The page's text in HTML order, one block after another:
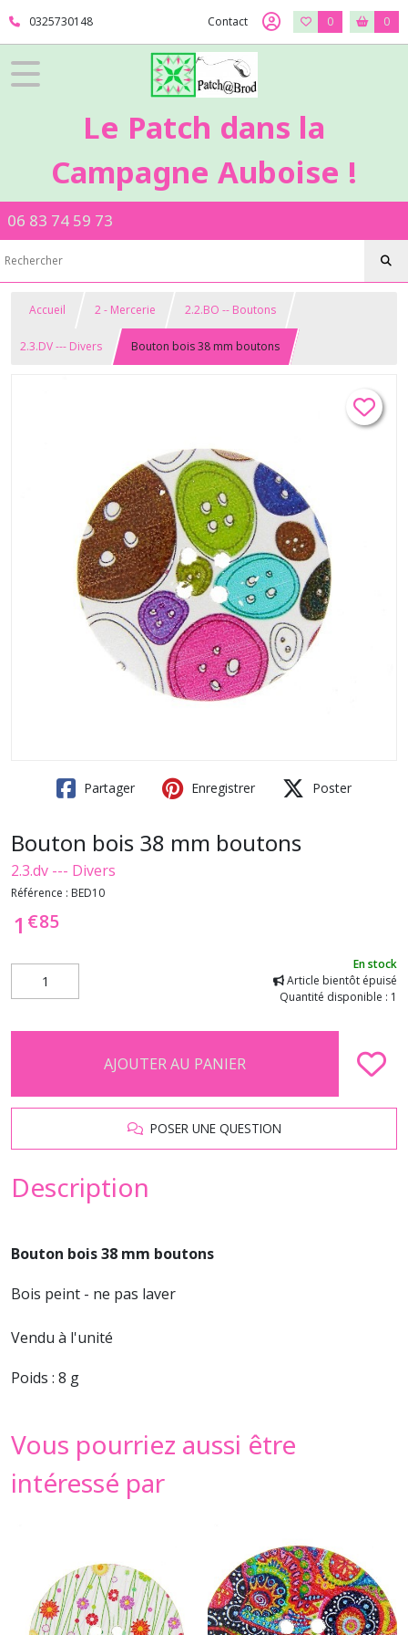
0325730148 Contact 0 0
Le Patch dans la
Campagne Auboise !
06 83 74 59 73
Accueil 2 - Mercerie 2.2.BO -- Boutons
2.3.DV --- Divers Bouton bois 38 mm boutons
Partager Enregistrer Poster
Bouton bois 38 mm boutons
2.3.dv --- Divers
Référence : BED10
1 €85
En stock
Article bientôt épuisé
Quantité disponible : 1
AJOUTER AU PANIER
POSER UNE QUESTION
Description
Bouton bois 38 mm boutons
Bois peint - ne pas laver
Vendu à l'unité
Poids : 8 g
Vous pourriez aussi être
intéressé par